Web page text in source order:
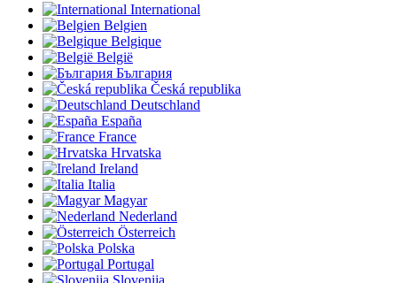
International
Belgien
Belgique
België
България
Česká republika
Deutschland
España
France
Hrvatska
Ireland
Italia
Magyar
Nederland
Österreich
Polska
Portugal
Slovenija